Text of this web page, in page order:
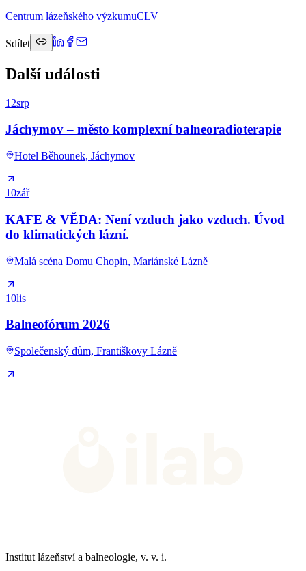
Centrum lázeňského výzkumuCLV
Sdílet
Další události
12srp
Jáchymov – město komplexní balneoradioterapie
Hotel Běhounek, Jáchymov
10zář
KAFE & VĚDA: Není vzduch jako vzduch. Úvod
do klimatických lázní.
Malá scéna Domu Chopin, Mariánské Lázně
10lis
Balneofórum 2026
Společenský dům, Františkovy Lázně
Institut lázeňství a balneologie, v. v. i.